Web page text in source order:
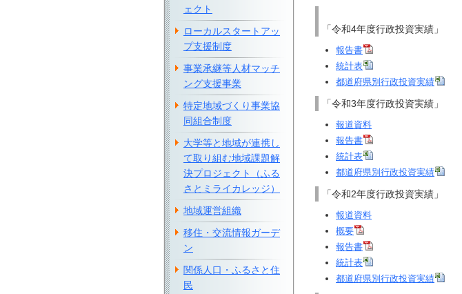
「令和4年度行政投資実績」
報告書
統計表
都道府県別行政投資実績
「令和3年度行政投資実績」
報道資料
報告書
統計表
都道府県別行政投資実績
「令和2年度行政投資実績」
報道資料
概要
報告書
統計表
都道府県別行政投資実績
ェクト
ローカルスタートアッ
プ支援制度
事業承継等人材マッチ
ング支援事業
特定地域づくり事業協
同組合制度
大学等と地域が連携し
て取り組む地域課題解
決プロジェクト（ふる
さとミライカレッジ）
地域運営組織
移住・交流情報ガーデ
ン
関係人口・ふるさと住
民